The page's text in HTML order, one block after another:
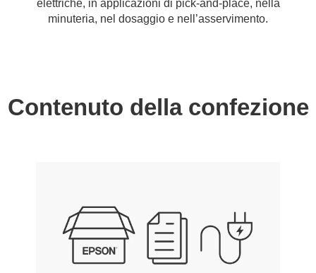
elettriche, in applicazioni di pick-and-place, nella
minuteria, nel dosaggio e nell’asservimento.
Contenuto della confezione